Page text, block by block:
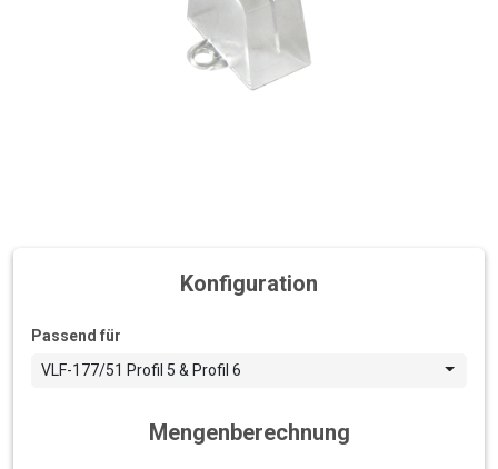
Konfiguration
Passend für
VLF-177/51 Profil 5 & Profil 6
Mengenberechnung